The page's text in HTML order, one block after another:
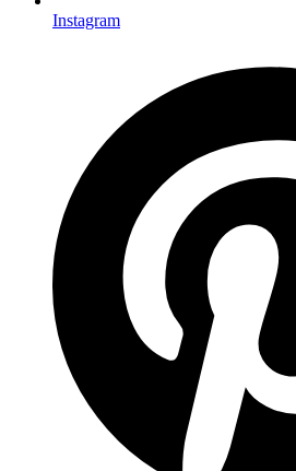
Instagram